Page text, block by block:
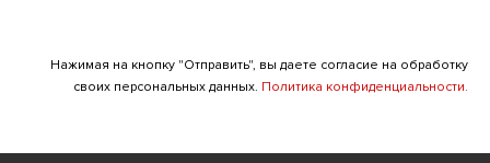
Нажимая на кнопку "Отправить", вы даете согласие на обработку
своих персональных данных. Политика конфиденциальности.